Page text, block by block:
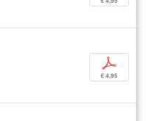
p
€ 4,95